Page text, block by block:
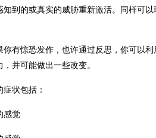
知到的或真实的威胁重新激活。同样可
你有惊恐发作，也许通过反思，你可以
并可能做出一些改变。
状包括：
感觉